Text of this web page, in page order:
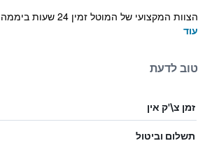
הצוות המקצועי של המוטל זמין 24 שעות ביממה ותוכלו לקבל שירות צ'ק אין מזורז. לנוחיותכ...
עוד
טוב לדעת
זמן צ\'ק אין
תשלום וביטול